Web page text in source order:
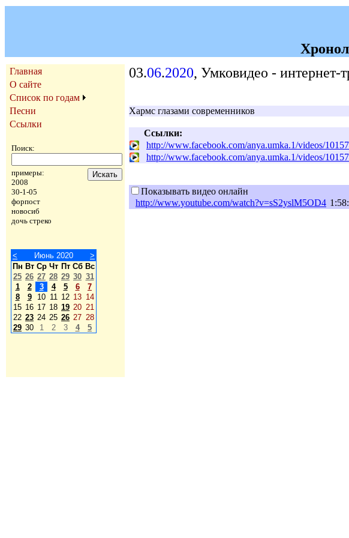
Главная
О сайте
Список по годам
Песни
Ссылки
Поиск:
примеры:
2008
30-1-05
форпост
новосиб
дочь стреко
< Июнь 2020
>
Пн Вт Ср Чт Пт Сб Вс
25 26 27 28 29 30 31
1
2 3 4 5 6
7
8
9 10 11 12 13 14
15 16 17 18 19 20 21
22 23 24 25 26 27 28
29 30 1 2 3 4 5
03.06.2020, Умковидео - интернет-
Хармс глазами современников
Ссылки:
http://www.facebook.com/anya.umka.1/videos/
http://www.facebook.com/anya.umka.1/videos/
Показывать видео онлайн
http://www.youtube.com/watch?v=sS2yslM5OD4